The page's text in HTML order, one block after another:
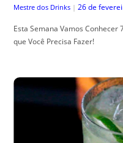
Mestre dos Drinks | 26 de
Esta Semana Vamos
que Você Precisa Fazer!